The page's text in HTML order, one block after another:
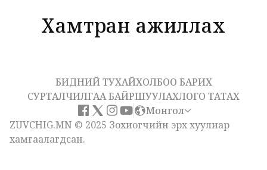
Хамтран ажиллах
БИДНИЙ ТУХАЙХОЛБОО БАРИХ
СУРТАЛЧИЛГАА БАЙРШУУЛАХЛОГО ТАТАХ
Монгол
ZUVCHIG.MN © 2025 Зохиогчийн эрх хуулиар
хамгаалагдсан.